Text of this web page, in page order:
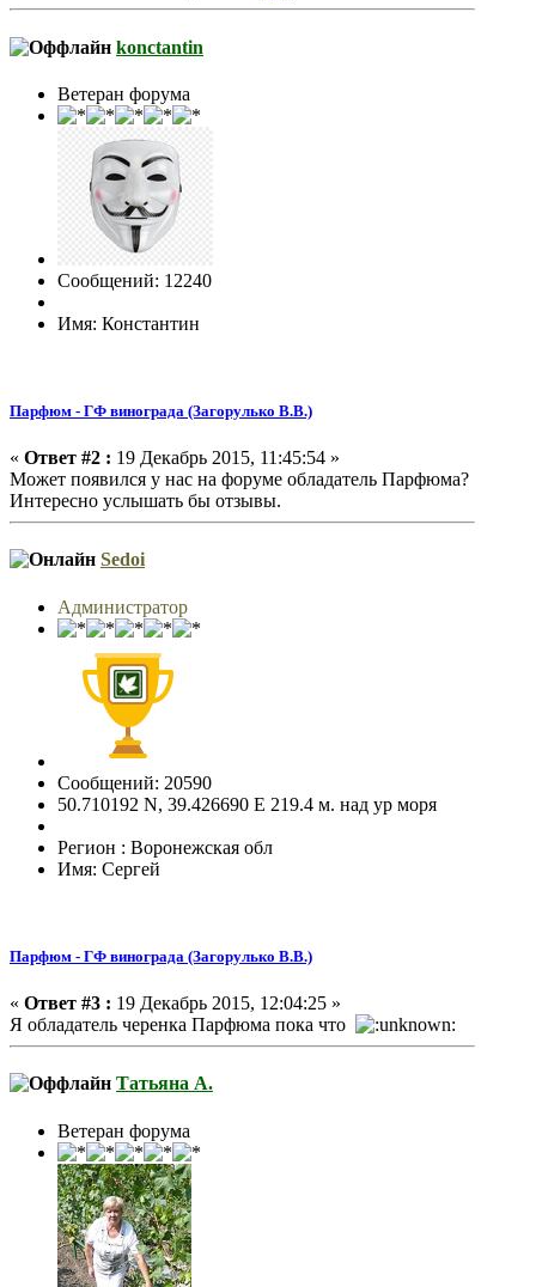
konctantin
Ветеран форума
Сообщений: 12240
Имя: Константин
Парфюм - ГФ винограда (Загорулько В.В.)
« Ответ #2 : 19 Декабрь 2015, 11:45:54 »
Может появился у нас на форуме обладатель Парфюма?
Интересно услышать бы отзывы.
Sedoi
Администратор
Сообщений: 20590
50.710192 N, 39.426690 E 219.4 м. над ур моря
Регион : Воронежская обл
Имя: Сергей
Парфюм - ГФ винограда (Загорулько В.В.)
« Ответ #3 : 19 Декабрь 2015, 12:04:25 »
Я обладатель черенка Парфюма пока что
Татьяна А.
Ветеран форума